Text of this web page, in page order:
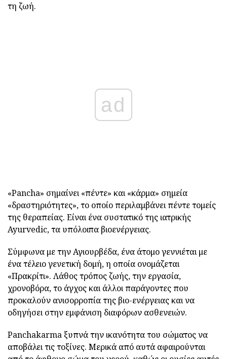
τη ζωή.
ad
«Pancha» σημαίνει «πέντε» και «κάρμα» σημεία
«δραστηριότητες», το οποίο περιλαμβάνει πέντε τομείς
της θεραπείας. Είναι ένα συστατικό της ιατρικής
Ayurvedic, τα υπόλοιπα βιοενέργειας.
Σύμφωνα με την Αγιουρβέδα, ένα άτομο γεννιέται με
ένα τέλειο γενετική δομή, η οποία ονομάζεται
«Πρακρίτι». Λάθος τρόπος ζωής, την εργασία,
χρονοβόρα, το άγχος και άλλοι παράγοντες που
προκαλούν ανισορροπία της βιο-ενέργειας και να
οδηγήσει στην εμφάνιση διαφόρων ασθενειών.
Panchakarma ξυπνά την ικανότητα του σώματος να
αποβάλει τις τοξίνες. Μερικά από αυτά αφαιρούνται